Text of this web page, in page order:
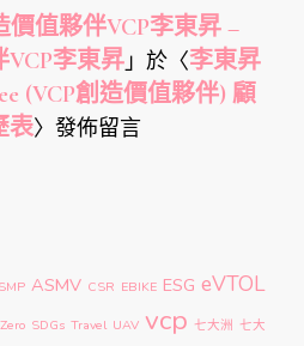
價值夥伴VCP李東昇 –
李東昇」於〈李東昇
(VCP創造價值夥伴) 顧
表〉發佈留言
ASMV CSR EBIKE ESG eVTOL
SDGs Travel UAV vcp 七大洲 七大